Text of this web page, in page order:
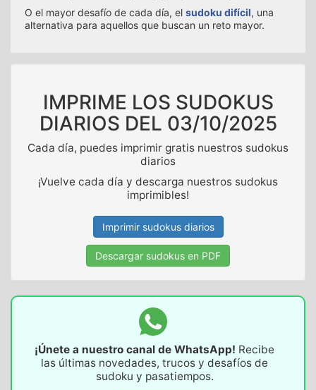
O el mayor desafío de cada día, el sudoku difícil, una
alternativa para aquellos que buscan un reto mayor.
IMPRIME LOS SUDOKUS
DIARIOS DEL 03/10/2025
Cada día, puedes imprimir gratis nuestros sudokus
diarios
¡Vuelve cada día y descarga nuestros sudokus
imprimibles!
Imprimir sudokus diarios
Descargar sudokus en PDF
¡Únete a nuestro canal de WhatsApp! Recibe
las últimas novedades, trucos y desafíos de
sudoku y pasatiempos.